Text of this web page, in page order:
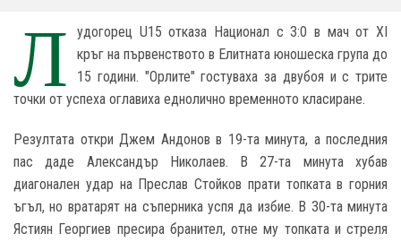
Л
удогорец U15 отказа Национал с 3:0 в мач от XI
кръг на първенството в Елитната юношеска група до
15 години. "Орлите" гостуваха за двубоя и с трите
точки от успеха оглавиха еднолично временното класиране.
Резултата откри Джем Андонов в 19-та минута, а последния
пас даде Александър Николаев. В 27-та минута хубав
диагонален удар на Преслав Стойков прати топката в горния
ъгъл, но вратарят на съперника успя да избие. В 30-та минута
Ястиян Георгиев пресира бранител, отне му топката и стреля